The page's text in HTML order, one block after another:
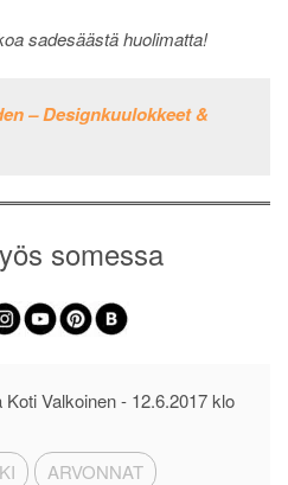
sadesäästä huolimatta!
– Designkuulokkeet &
somessa
Koti Valkoinen - 12.6.2017 klo
ARVONNAT